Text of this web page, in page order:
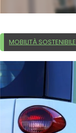
MOBILITÀ SOSTENIBILE